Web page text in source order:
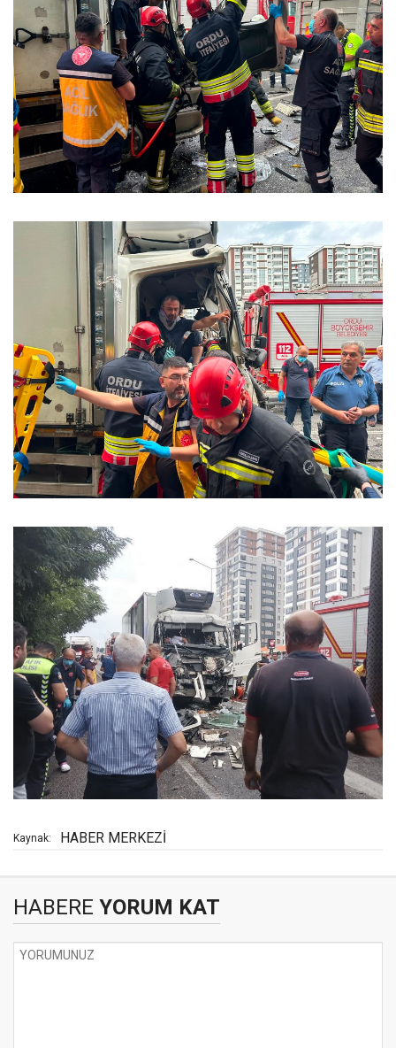
Kaynak: HABER MERKEZİ
HABERE YORUM KAT